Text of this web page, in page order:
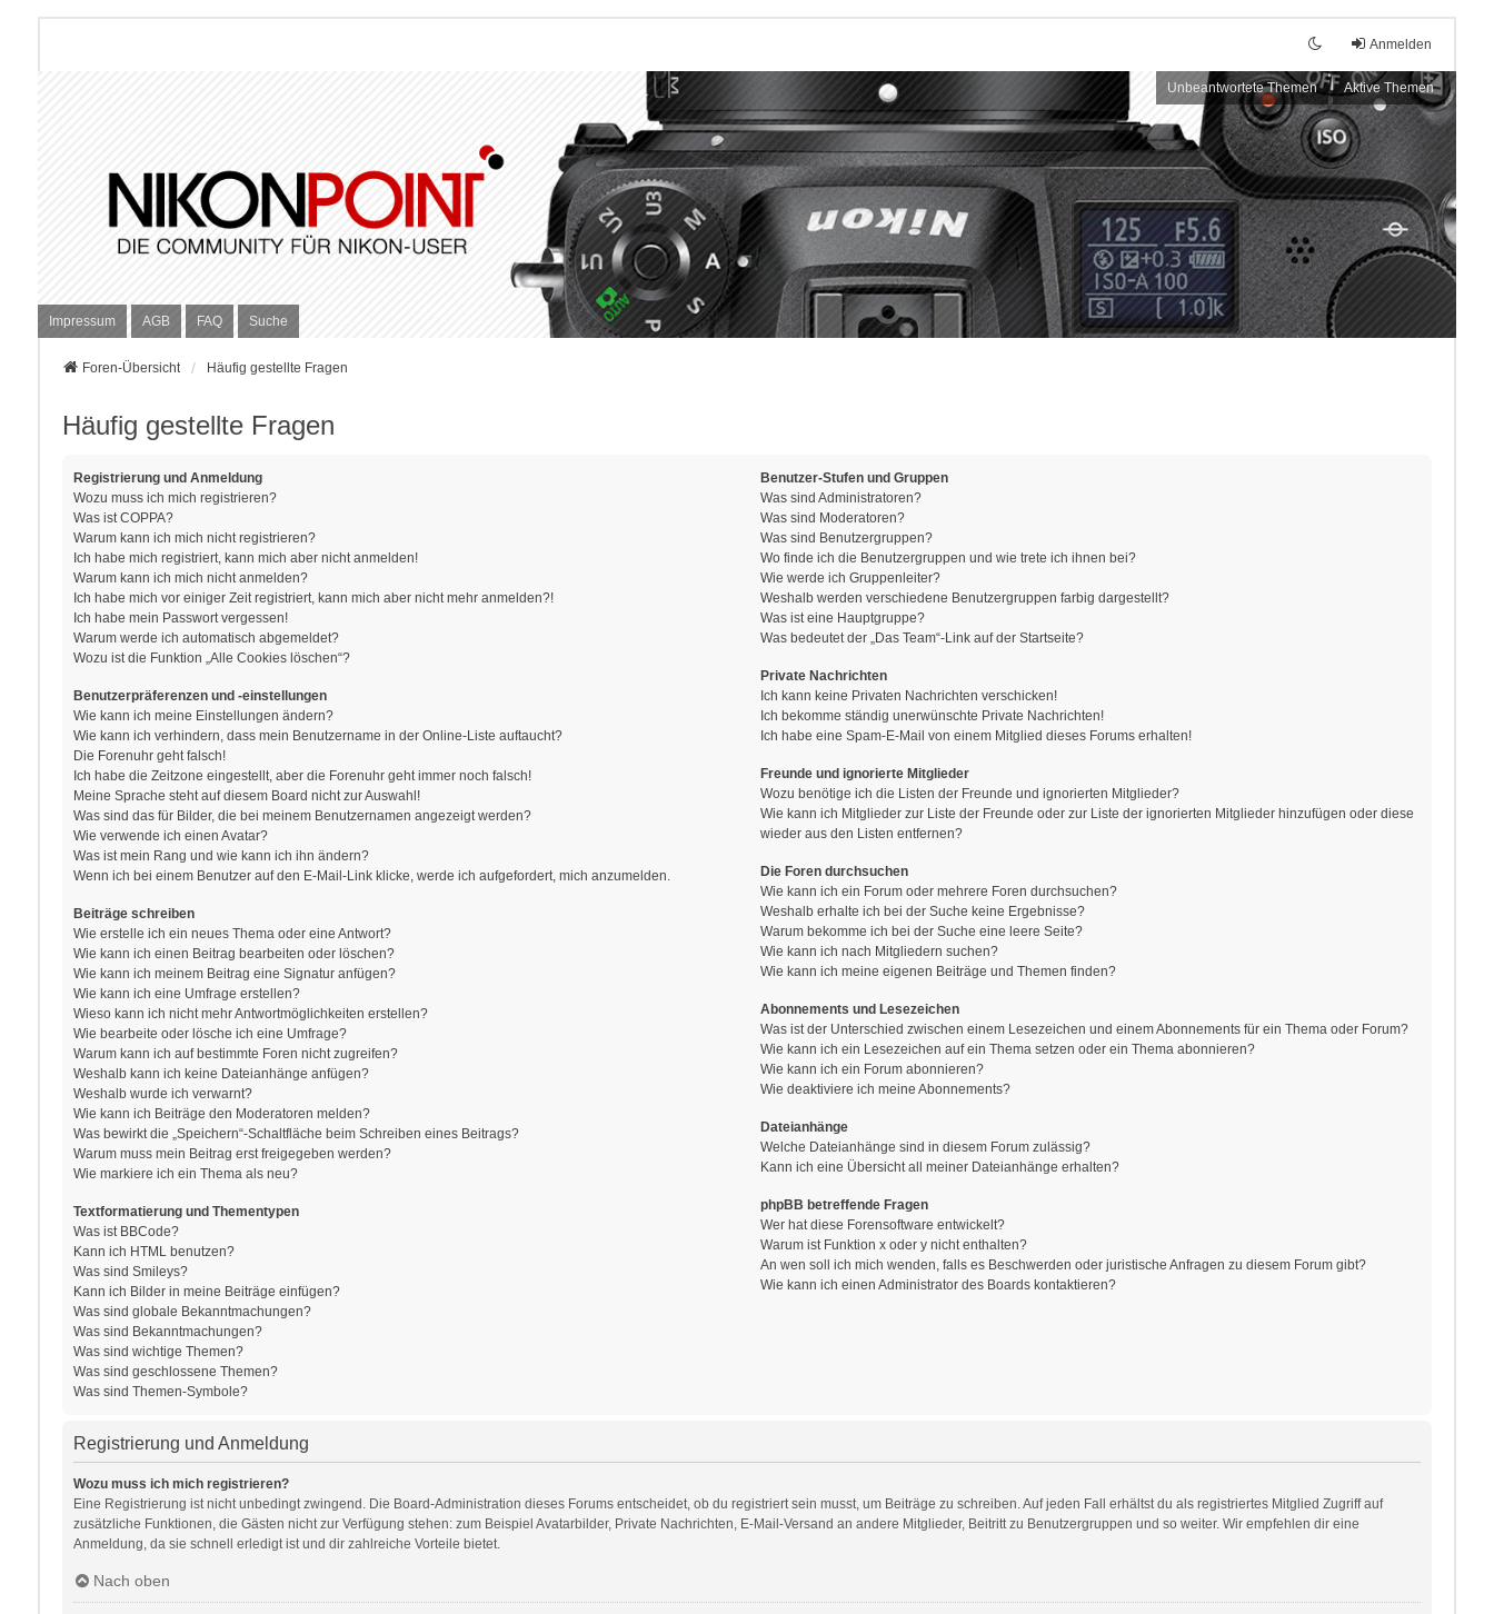
Anmelden
Unbeantwortete Themen Aktive Themen
Impressum AGB FAQ Suche
Foren-Übersicht Häufig gestellte Fragen
Häufig gestellte Fragen
Registrierung und Anmeldung
Wozu muss ich mich registrieren?
Was ist COPPA?
Warum kann ich mich nicht registrieren?
Ich habe mich registriert, kann mich aber nicht anmelden!
Warum kann ich mich nicht anmelden?
Ich habe mich vor einiger Zeit registriert, kann mich aber nicht mehr anmelden?!
Ich habe mein Passwort vergessen!
Warum werde ich automatisch abgemeldet?
Wozu ist die Funktion „Alle Cookies löschen“?
Benutzerpräferenzen und -einstellungen
Wie kann ich meine Einstellungen ändern?
Wie kann ich verhindern, dass mein Benutzername in der Online-Liste auftaucht?
Die Forenuhr geht falsch!
Ich habe die Zeitzone eingestellt, aber die Forenuhr geht immer noch falsch!
Meine Sprache steht auf diesem Board nicht zur Auswahl!
Was sind das für Bilder, die bei meinem Benutzernamen angezeigt werden?
Wie verwende ich einen Avatar?
Was ist mein Rang und wie kann ich ihn ändern?
Wenn ich bei einem Benutzer auf den E-Mail-Link klicke, werde ich aufgefordert, mich anzumelden.
Beiträge schreiben
Wie erstelle ich ein neues Thema oder eine Antwort?
Wie kann ich einen Beitrag bearbeiten oder löschen?
Wie kann ich meinem Beitrag eine Signatur anfügen?
Wie kann ich eine Umfrage erstellen?
Wieso kann ich nicht mehr Antwortmöglichkeiten erstellen?
Wie bearbeite oder lösche ich eine Umfrage?
Warum kann ich auf bestimmte Foren nicht zugreifen?
Weshalb kann ich keine Dateianhänge anfügen?
Weshalb wurde ich verwarnt?
Wie kann ich Beiträge den Moderatoren melden?
Was bewirkt die „Speichern“-Schaltfläche beim Schreiben eines Beitrags?
Warum muss mein Beitrag erst freigegeben werden?
Wie markiere ich ein Thema als neu?
Textformatierung und Thementypen
Was ist BBCode?
Kann ich HTML benutzen?
Was sind Smileys?
Kann ich Bilder in meine Beiträge einfügen?
Was sind globale Bekanntmachungen?
Was sind Bekanntmachungen?
Was sind wichtige Themen?
Was sind geschlossene Themen?
Was sind Themen-Symbole?
Benutzer-Stufen und Gruppen
Was sind Administratoren?
Was sind Moderatoren?
Was sind Benutzergruppen?
Wo finde ich die Benutzergruppen und wie trete ich ihnen bei?
Wie werde ich Gruppenleiter?
Weshalb werden verschiedene Benutzergruppen farbig dargestellt?
Was ist eine Hauptgruppe?
Was bedeutet der „Das Team“-Link auf der Startseite?
Private Nachrichten
Ich kann keine Privaten Nachrichten verschicken!
Ich bekomme ständig unerwünschte Private Nachrichten!
Ich habe eine Spam-E-Mail von einem Mitglied dieses Forums erhalten!
Freunde und ignorierte Mitglieder
Wozu benötige ich die Listen der Freunde und ignorierten Mitglieder?
Wie kann ich Mitglieder zur Liste der Freunde oder zur Liste der ignorierten Mitglieder hinzufügen oder diese
wieder aus den Listen entfernen?
Die Foren durchsuchen
Wie kann ich ein Forum oder mehrere Foren durchsuchen?
Weshalb erhalte ich bei der Suche keine Ergebnisse?
Warum bekomme ich bei der Suche eine leere Seite?
Wie kann ich nach Mitgliedern suchen?
Wie kann ich meine eigenen Beiträge und Themen finden?
Abonnements und Lesezeichen
Was ist der Unterschied zwischen einem Lesezeichen und einem Abonnements für ein Thema oder Forum?
Wie kann ich ein Lesezeichen auf ein Thema setzen oder ein Thema abonnieren?
Wie kann ich ein Forum abonnieren?
Wie deaktiviere ich meine Abonnements?
Dateianhänge
Welche Dateianhänge sind in diesem Forum zulässig?
Kann ich eine Übersicht all meiner Dateianhänge erhalten?
phpBB betreffende Fragen
Wer hat diese Forensoftware entwickelt?
Warum ist Funktion x oder y nicht enthalten?
An wen soll ich mich wenden, falls es Beschwerden oder juristische Anfragen zu diesem Forum gibt?
Wie kann ich einen Administrator des Boards kontaktieren?
Registrierung und Anmeldung
Wozu muss ich mich registrieren?
Eine Registrierung ist nicht unbedingt zwingend. Die Board-Administration dieses Forums entscheidet, ob du registriert sein musst, um Beiträge zu schreiben. Auf jeden Fall erhältst du als registriertes Mitglied Zugriff auf
zusätzliche Funktionen, die Gästen nicht zur Verfügung stehen: zum Beispiel Avatarbilder, Private Nachrichten, E-Mail-Versand an andere Mitglieder, Beitritt zu Benutzergruppen und so weiter. Wir empfehlen dir eine
Anmeldung, da sie schnell erledigt ist und dir zahlreiche Vorteile bietet.
Nach oben